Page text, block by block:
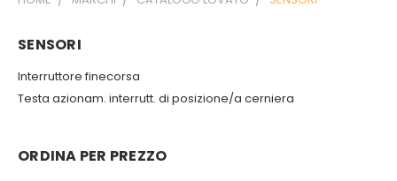
SENSORI
Interruttore finecorsa
Testa azionam. interrutt. di posizione/a cerniera
ORDINA PER PREZZO